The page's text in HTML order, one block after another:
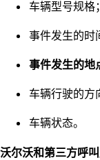
车辆型号规格；
事件发生的时
事件发生的地
车辆行驶的方
车辆状态。
沃尔沃和第三方呼